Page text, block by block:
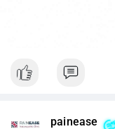
painease